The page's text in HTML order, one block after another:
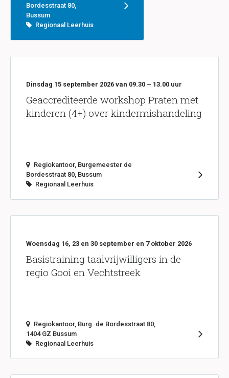
Bordesstraat 80,
Bussum
Regionaal Leerhuis
Geaccrediteerde workshop Praten met
kinderen (4+) over kindermishandeling
Dinsdag 15 september 2026 van 09.30 – 13.00 uur
Regiokantoor, Burgemeester de
Bordesstraat 80, Bussum
Regionaal Leerhuis
Basistraining taalvrijwilligers in de
regio Gooi en Vechtstreek
Woensdag 16, 23 en 30 september en 7 oktober 2026
Regiokantoor, Burg. de Bordesstraat 80,
1404 GZ Bussum
Regionaal Leerhuis